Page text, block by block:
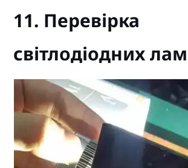
11. Перевірка
світлодіодних